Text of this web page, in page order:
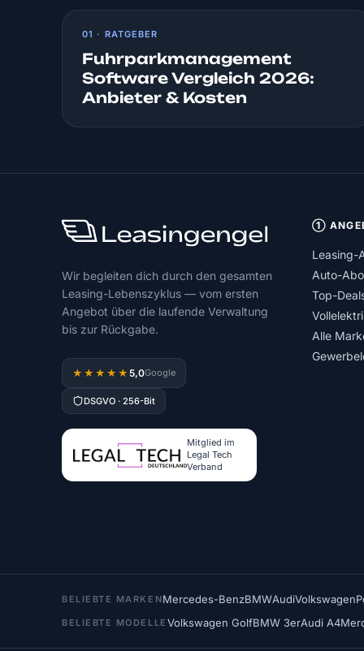
01 · RATGEBER
Fuhrparkmanagement
Software Vergleich 2026:
Anbieter & Kosten
Wir begleiten dich durch den gesamten
Leasing-Lebenszyklus — vom ersten
Angebot über die laufende Verwaltung
bis zur Rückgabe.
★★★★★ 5,0Google
DSGVO · 256-Bit
Mitglied im
Legal Tech
Verband
①
Leasing-
Auto-
Top-
Alle
BELIEBTE MARKENMercedes-BenzBMWAudiVolkswagen
BELIEBTE MODELLE Volkswagen GolfBMW 3erAudi A4